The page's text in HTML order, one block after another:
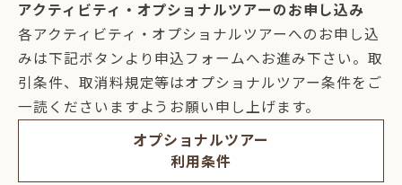
アクティビティ・オプショナルツアーのお申し込み
各アクティビティ・オプショナルツアーへのお申し込
みは下記ボタンより申込フォームへお進み下さい。取
引条件、取消料規定等はオプショナルツアー条件をご
一読くださいますようお願い申し上げます。
オプショナルツアー
利用条件